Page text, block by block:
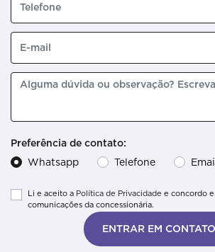
Preferência de contato:
Whatsapp
Telefone
Li e aceito a Política de Privacidade e concordo
comunicações da concessionária.
ENTRAR EM CONTATO